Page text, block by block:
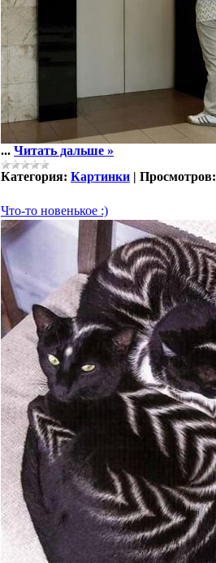
... Читать дальше »
Категория: Картинки | Просмотров:
Что-то новенькое :)